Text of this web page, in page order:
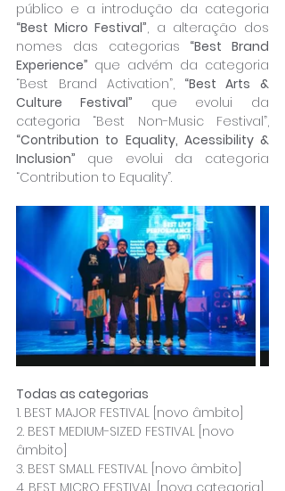
“Best Micro Festival”, a alteração dos
nomes das categorias “Best Brand
Experience” que advém da categoria
“Best Brand Activation”, “Best Arts &
Culture Festival” que evolui da
“Contribution to Equality, Acessibility &
Inclusion” que evolui da categoria
“Contribution to Equality”.
Todas as categorias
1. BEST MAJOR FESTIVAL [novo âmbito]
2. BEST MEDIUM-SIZED FESTIVAL [novo
âmbito]
3. BEST SMALL FESTIVAL [novo âmbito]
4. BEST MICRO FESTIVAL [nova categoria]